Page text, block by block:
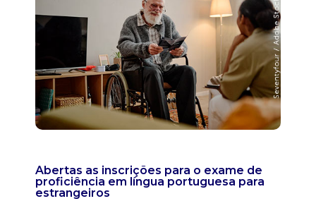
Abertas as inscrições para o exame de
proficiência em língua portuguesa para
estrangeiros